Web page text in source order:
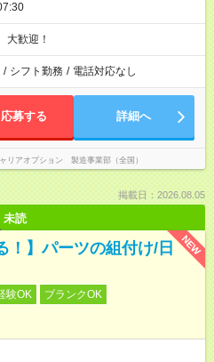
大歓迎！
/ シフト勤務 / 電話対応なし
応募する 詳細へ
リアオプション 製造事業部（全国）
掲載日：2026.08.05
未読
NEW
！】パーツの組付け/日
験OK
ブランクOK